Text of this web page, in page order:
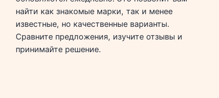
найти как знакомые марки, так и менее
известные, но качественные варианты.
Сравните предложения, изучите отзывы и
принимайте решение.